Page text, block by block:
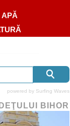
APĂ
powered by Surfing Waves
BIHOR